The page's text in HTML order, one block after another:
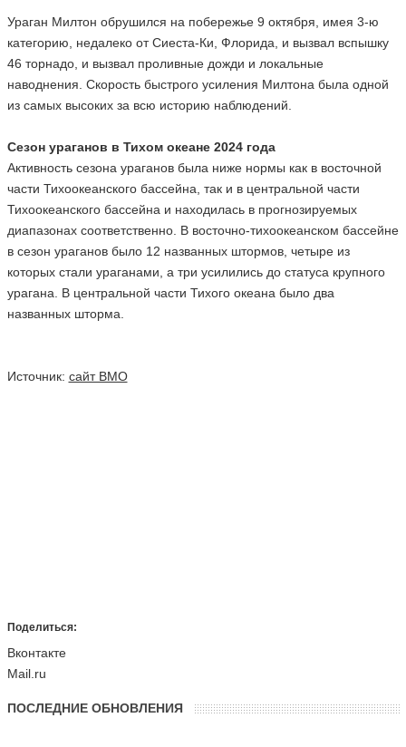
Ураган Милтон обрушился на побережье 9 октября, имея 3-ю
категорию, недалеко от Сиеста-Ки, Флорида, и вызвал вспышку
46 торнадо, и вызвал проливные дожди и локальные
наводнения. Скорость быстрого усиления Милтона была одной
из самых высоких за всю историю наблюдений.
Сезон ураганов в Тихом океане 2024 года
Активность сезона ураганов была ниже нормы как в восточной
части Тихоокеанского бассейна, так и в центральной части
Тихоокеанского бассейна и находилась в прогнозируемых
диапазонах соответственно. В восточно-тихоокеанском бассейне
в сезон ураганов было 12 названных штормов, четыре из
которых стали ураганами, а три усилились до статуса крупного
урагана. В центральной части Тихого океана было два
названных шторма.
Источник: сайт ВМО
Поделиться:
Вконтакте
Mail.ru
ПОСЛЕДНИЕ ОБНОВЛЕНИЯ